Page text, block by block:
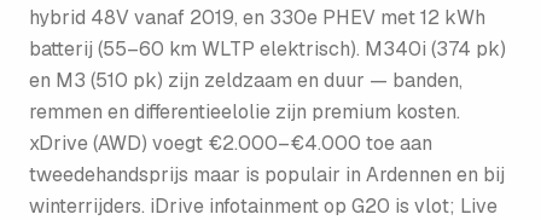
hybrid 48V vanaf 2019, en 330e PHEV met 12 kWh
batterij (55–60 km WLTP elektrisch). M340i (374 pk)
en M3 (510 pk) zijn zeldzaam en duur — banden,
remmen en differentieelolie zijn premium kosten.
xDrive (AWD) voegt €2.000–€4.000 toe aan
tweedehandsprijs maar is populair in Ardennen en bij
winterrijders. iDrive infotainment op G20 is vlot; Live